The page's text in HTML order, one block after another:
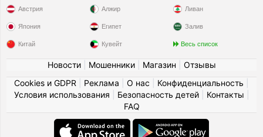
Австрия
Япония
Китай
Алжир
Египет
Кувейт
Ливан
Залив
Весь список
Новости| Мошенники| Магазин
Отзывы
Cookies и GDPR
Реклама О нас Конфиденциальность
Условия использования
Безопасность детей| Контакты
FAQ